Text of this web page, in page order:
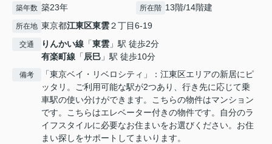
築年数 築23年 所在階 13階/14階建
所在地 東京都江東区東雲２丁目6-19
交通 りんかい線 「東雲 」駅 徒歩2分
有楽町線 「辰巳 」駅 徒歩10分
備考
「東京ベイ・リベロシティ」：江東区エリアの新居にピ
ッタリ。ご利用可能な駅が2つあり、行き先に応じて乗
車駅の使い分けができます。こちらの物件はマンション
です。こちらはエレベーター付きの物件です。自分のラ
イフスタイルに必要なお住まいをお選びください。お住
まい探しをサポートしてまいります。